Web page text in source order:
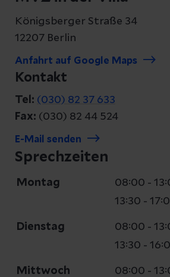
Königsberger Straße 34
12207 Berlin
Anfahrt auf Google Maps
Kontakt
Tel: (030) 82 37 633
Fax: (030) 82 44 524
E-Mail senden
Sprechzeiten
Montag
08:00 -
13:30 -
Dienstag
08:00 -
13:30 -
Mittwoch
08:00 -